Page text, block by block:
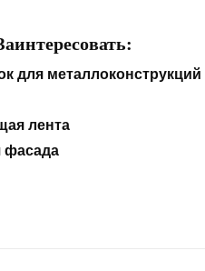
для металлоконструкций
лента
фасада